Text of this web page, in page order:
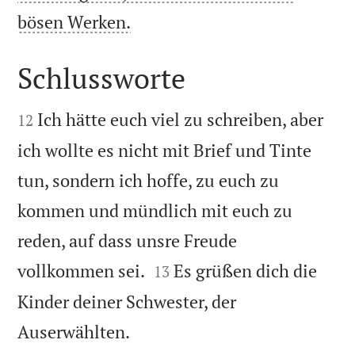
bösen Werken.

Schlussworte

12 Ich hätte euch viel zu schreiben, aber
ich wollte es nicht mit Brief und Tinte
tun, sondern ich hoffe, zu euch zu
kommen und mündlich mit euch zu
reden, auf dass unsre Freude
vollkommen sei. 

13 Es grüßen dich die
Kinder deiner Schwester, der
Auserwählten.